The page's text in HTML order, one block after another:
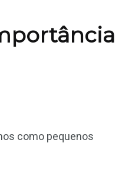
como pequenos